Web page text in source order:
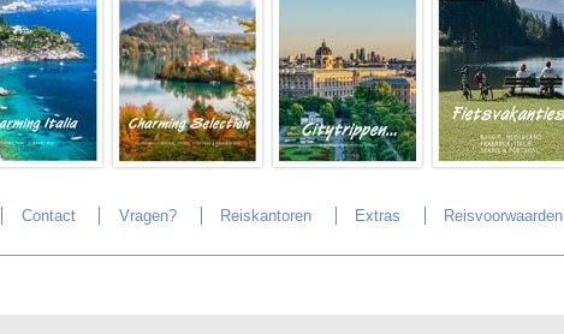
Contact Vragen? Reiskantoren Extras Reisvoorwaarden